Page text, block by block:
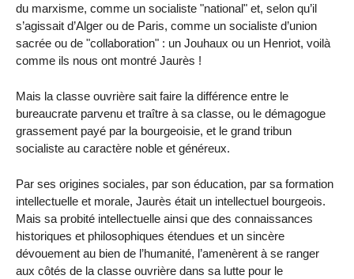
du marxisme, comme un socialiste "national" et, selon qu’il
s’agissait d’Alger ou de Paris, comme un socialiste d’union
sacrée ou de "collaboration" : un Jouhaux ou un Henriot, voilà
comme ils nous ont montré Jaurès !
Mais la classe ouvrière sait faire la différence entre le
bureaucrate parvenu et traître à sa classe, ou le démagogue
grassement payé par la bourgeoisie, et le grand tribun
socialiste au caractère noble et généreux.
Par ses origines sociales, par son éducation, par sa formation
intellectuelle et morale, Jaurès était un intellectuel bourgeois.
Mais sa probité intellectuelle ainsi que des connaissances
historiques et philosophiques étendues et un sincère
dévouement au bien de l’humanité, l’amenèrent à se ranger
aux côtés de la classe ouvrière dans sa lutte pour le